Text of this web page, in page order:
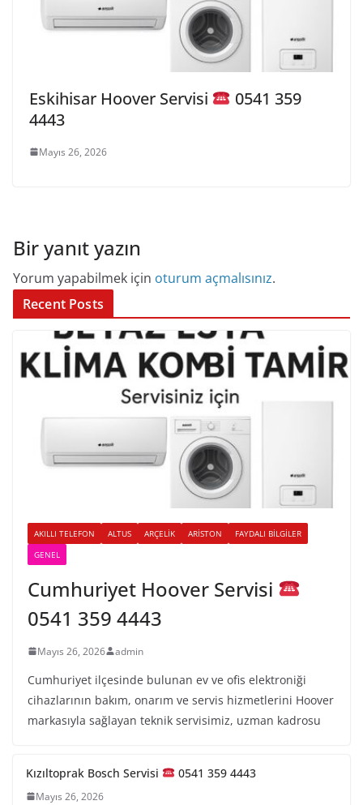
Eskihisar Hoover Servisi
0541 359
4443
Mayıs 26, 2026
Bir yanıt yazın
Yorum yapabilmek için oturum açmalısınız.
Recent Posts
AKILLI TELEFON ALTUS ARÇELIK ARISTON
FAYDALI BILGILER
GENEL
Cumhuriyet Hoover Servisi
0541 359 4443
Mayıs 26, 2026 admin
Cumhuriyet ilçesinde bulunan ev ve ofis elektroniği
cihazlarının bakım, onarım ve servis hizmetlerini Hoover
markasıyla sağlayan teknik servisimiz, uzman kadrosu
Kızıltoprak Bosch Servisi 0541 359 4443
Mayıs 26, 2026